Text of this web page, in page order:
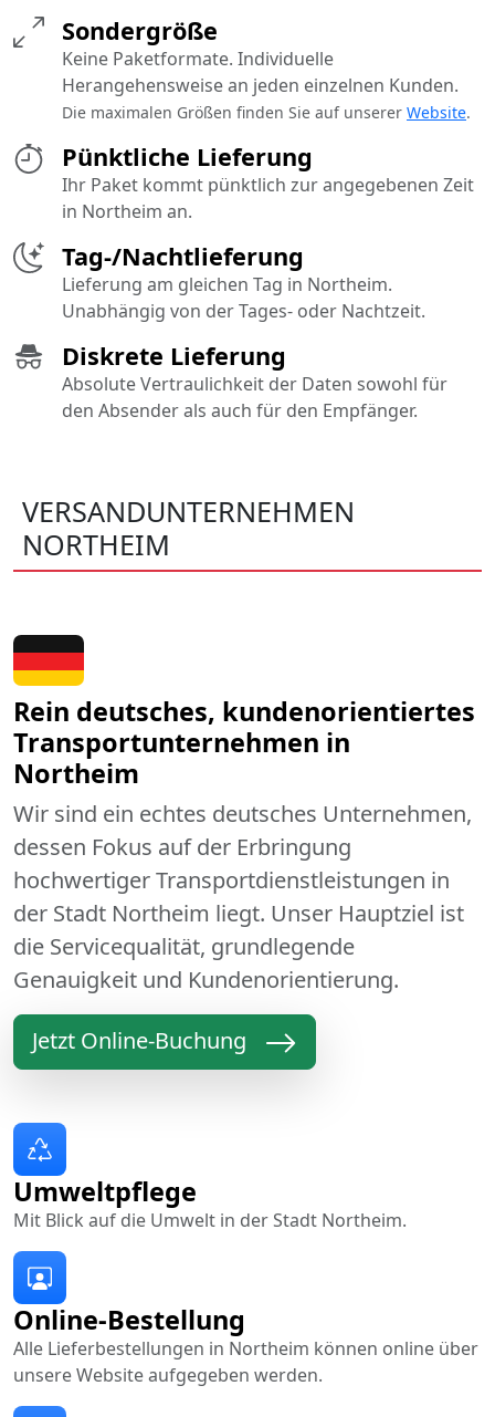
Pünktliche Lieferung
Ihr Paket kommt pünktlich zur angegebenen Zeit
in Northeim an.
Diskrete Lieferung
Absolute Vertraulichkeit der Daten sowohl für
den Absender als auch für den Empfänger.
Tag-/Nachtlieferung
Lieferung am gleichen Tag in Northeim.
Unabhängig von der Tages- oder Nachtzeit.
Sondergröße
Keine Paketformate. Individuelle
Herangehensweise an jeden einzelnen Kunden.
Die maximalen Größen finden Sie auf unserer Website.
VERSANDUNTERNEHMEN
NORTHEIM
Rein deutsches, kundenorientiertes
Transportunternehmen in
Northeim
Wir sind ein echtes deutsches Unternehmen,
dessen Fokus auf der Erbringung
hochwertiger Transportdienstleistungen in
der Stadt Northeim liegt. Unser Hauptziel ist
die Servicequalität, grundlegende
Genauigkeit und Kundenorientierung.
Jetzt Online-Buchung
Online-Bestellung
Alle Lieferbestellungen in Northeim können online über
unsere Website aufgegeben werden.
Umweltpflege
Mit Blick auf die Umwelt in der Stadt Northeim.